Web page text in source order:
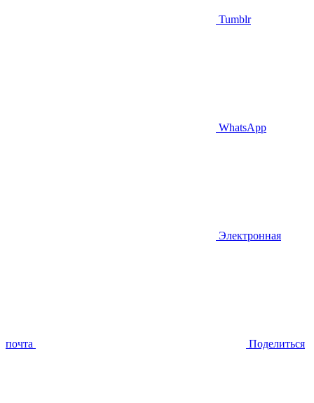
Tumblr
WhatsApp
Электронная
почта Поделиться